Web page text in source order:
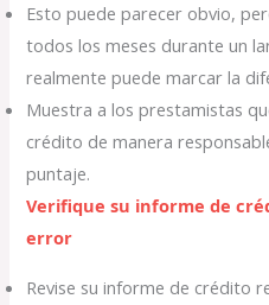
Esto puede parecer obvio,
todos los meses durante un
realmente puede marcar la
Muestra a los prestamistas
crédito de manera
puntaje.
Verifique su informe de
error
Revise su informe de crédito